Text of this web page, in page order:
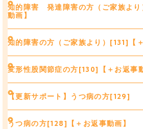
知的障害 発達障害の方（ご家族よ
動画】
知的障害の方（ご家族より）[131]【
変形性股関節症の方[130]【＋お返事
【更新サポート】うつ病の方[129]
うつ病の方[128]【＋お返事動画】